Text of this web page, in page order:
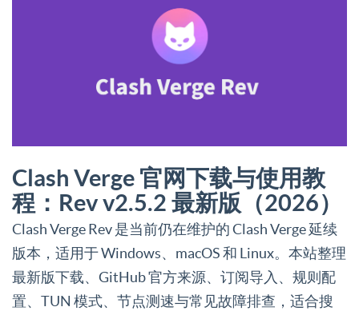
Clash Verge 官网下载与使用教
程：Rev v2.5.2 最新版（2026）
Clash Verge Rev 是当前仍在维护的 Clash Verge 延续
版本，适用于 Windows、macOS 和 Linux。本站整理
最新版下载、GitHub 官方来源、订阅导入、规则配
置、TUN 模式、节点测速与常见故障排查，适合搜